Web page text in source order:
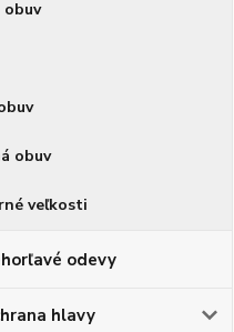
obuv
obuv
veľkosti
odevy
hlavy